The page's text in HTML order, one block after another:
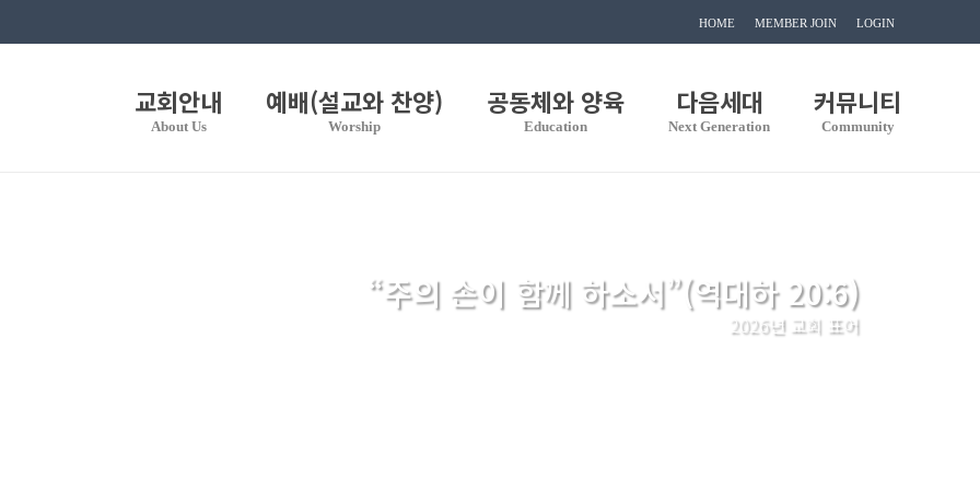
HOME MEMBER JOIN LOGIN
교회안내
About Us
예배(설교와 찬양)
Worship
공동체와 양육
Education
다음세대
Next Generation
커뮤니티
Community
“주의 손이 함께 하소서”(역대하 20:6)
2026년 교회 표어